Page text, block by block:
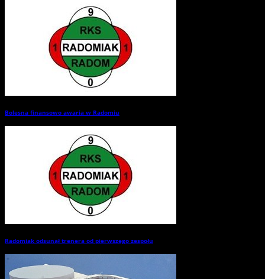
Bolesna finansowo awaria w Radomiu
Radomiak odsunął trenera od pierwszego zespołu